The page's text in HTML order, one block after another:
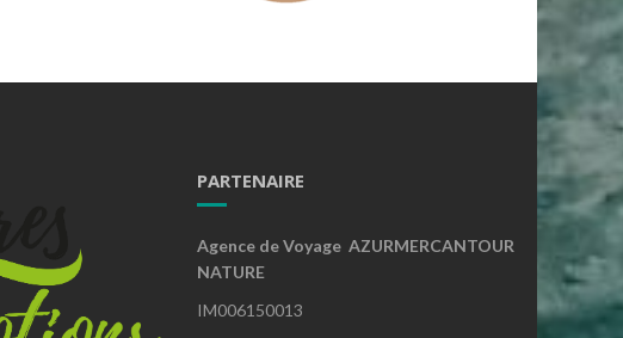
PARTENAIRE
Agence de Voyage AZURMERCANTOUR
NATURE
IM006150013